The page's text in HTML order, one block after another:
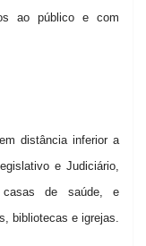
ao público e com
distância inferior a
e Judiciário,
casas de saúde, e
bibliotecas e igrejas.